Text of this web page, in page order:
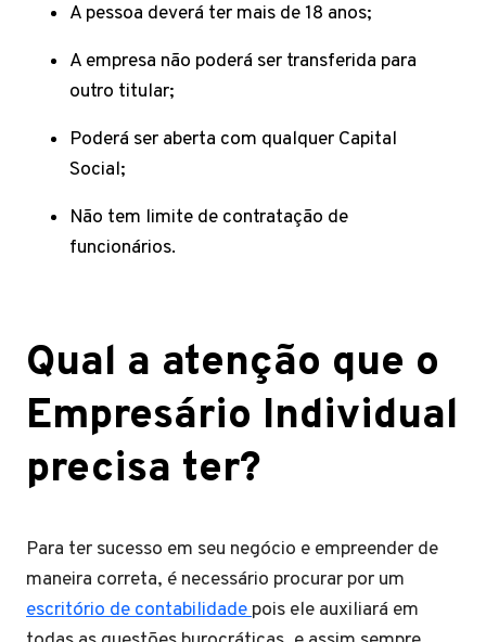
A pessoa deverá ter mais de 18 anos;
A empresa não poderá ser transferida para
outro titular;
Poderá ser aberta com qualquer Capital
Social;
Não tem limite de contratação de
funcionários.
Qual a atenção que o
Empresário Individual
precisa ter?
Para ter sucesso em seu negócio e empreender de
maneira correta, é necessário procurar por um
escritório de contabilidadepois ele auxiliará em